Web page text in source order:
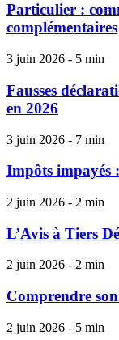
Particulier :
complémentaires
3 juin 2026 - 5 min
Fausses
en 2026
3 juin 2026 - 7 min
Impôts impayés
2 juin 2026 - 2 min
L’Avis à Tiers
2 juin 2026 - 2 min
Comprendre
2 juin 2026 - 5 min